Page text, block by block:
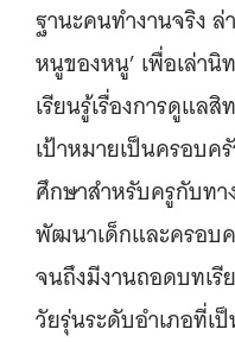
ฐานะคนทำงานจริง ล่
หนูของหนู’ เพื่อเล่า
เรียนรู้เรื่องการดูแล
เป้าหมายเป็นครอบค
ศึกษาสำหรับครูกับท
พัฒนาเด็กและครอบ
จนถึงมีงานถอดบทเ
วัยรุ่นระดับอำเภอที่เ